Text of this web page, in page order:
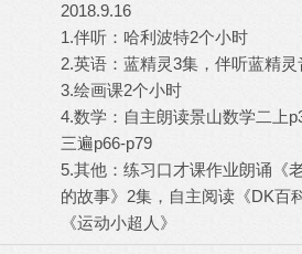
2018.9.16
1.伴听：哈利波特2个小时
2.英语：蓝精灵3集，伴听蓝精灵
3.绘画课2个小时
4.数学：自主朗读景山数学二上
三遍p66-p79
5.其他：练习口才课作业朗诵《
的故事》2集，自主阅读《DK百
《运动小超人》